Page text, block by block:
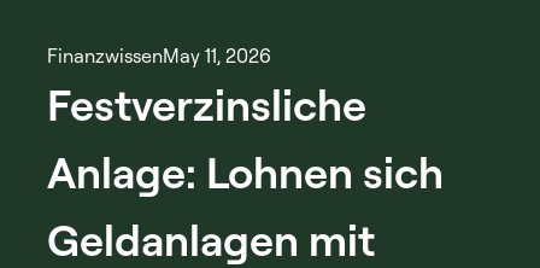
FinanzwissenMay 11, 2026
Festverzinsliche
Anlage: Lohnen sich
Geldanlagen mit